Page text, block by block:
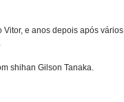
e anos depois após
shihan Gilson Tanaka.